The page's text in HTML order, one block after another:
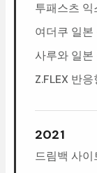
투패스츠
여더쿠일
사루와일
Z.FLEX반
2021
드림백사